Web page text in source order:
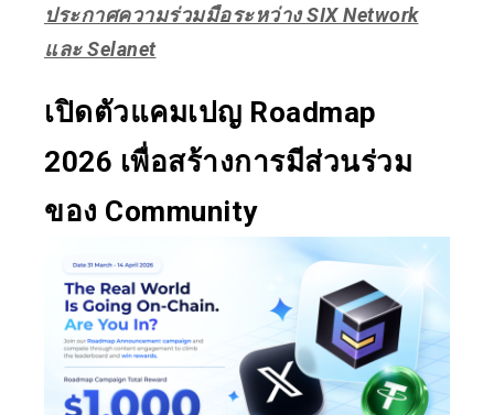
ประกาศความร่วมมือระหว่าง SIX Network
และ Selanet
เปิดตัวแคมเปญ Roadmap
2026 เพื่อสร้างการมีส่วนร่วม
ของ Community